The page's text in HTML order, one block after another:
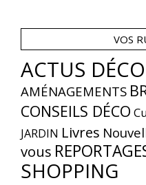
VOS
ACTUS DÉCO
AMÉNAGEMENTS
CONSEILS DÉCO
JARDIN Livres
vous
SHOPPING